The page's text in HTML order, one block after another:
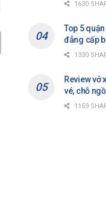
1630
Top 5
đẳng cấp
1330
Review vở
vé, chỗ
1159